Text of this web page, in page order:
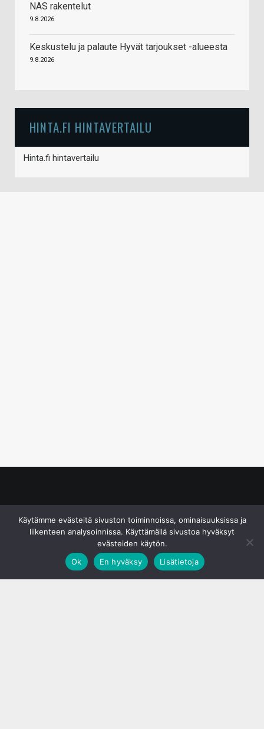
NAS rakentelut
9.8.2026
Keskustelu ja palaute Hyvät tarjoukset -alueesta
9.8.2026
HINTA.FI HINTAVERTAILU
Hinta.fi hintavertailu
Käytämme evästeitä sivuston toiminnoissa, ominaisuuksissa ja
liikenteen analysoinnissa. Käyttämällä sivustoa hyväksyt
evästeiden käytön.
Ok
En hyväksy Lisätietoja